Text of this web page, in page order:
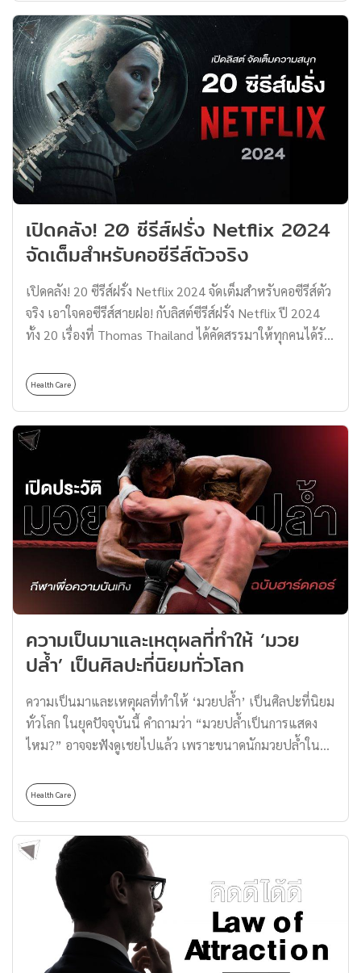
เลือดแดงในอุจจาระเป็นวิธีการตรวจหามะเร็งลำไส้ที่สามารถ
ทำได้ง่ายและปลอดภัย โดยผู้เข้ารับการตรวจสามารถเก็บ
ตัวอย่างอุจจาระมาจากบ้านก่อนล่วงหน้าและนำส่งให้แพทย์
เพื่อตรวจสอบได้ แต่ความแม่นยำในการวินิจฉัยโรคด้วยวิธี
การนี้อาจน้อยกว่าเมื่อเทียบกับวิธีการอื่น และควรตรวจซ้ำทุก
ปีเพื่อความแม่นยำในการวินิจฉัย 3. การเอกซเรย์
คอมพิวเตอร์ (CT Colonography) การตรวจโรคมะเร็งลำไส้
ด้วยการเอกซเรย์คอมพิวเตอร์ (CT […]
พร้อมรับมือป้องกันได้ก่อน โรคจิตเวช คืออะไร โรคจิตเวช
เป็นหนึ่งในโรคที่หลายคนมองข้ามไปหรืออาจจะไม่กล้า
เข้าไปพบแพทย์เพราะมองว่าโรคจิตเวชเป็นอาการของคน
บ้า ซึ่งความจริงแล้ว…โรคจิตเวช คือกลุ่มอาการทางจิตใจหรือ
พฤติกรรมชนิดหนึ่งที่เกิดขึ้นกับสมองโดยไม่รู้ตัวและควบคุม
ไม่ได้ ส่งผลกระทบถึงพฤติกรรมในกิจวัตรประจำวัน ทั้งนี้ทั้ง
นั้น ผู้ป่วยหลายคนไม่รู้ตัวว่าเข้าข่ายป่วยเป็นโรคจิตเวช หรือ
บางรายอาจจะรู้แต่ไม่กล้าเข้าพบแพทย์ ทำให้อาการทวี
ความรุนแรงขึ้นเรื่อย ๆ รวมถึงเกิดอาการแทรกซ้อนที่มีความ
อันตรายต่อชีวิตได้เลยทีเดียว โดยกลุ่มโรคจิตเวชประกอบ
ด้วยหลายโรคหลายอาการแตกต่างกันออกไป สามารถเกิดขึ้น
ได้เป็นปกติ ซึ่งคุณเองหรือคนรอบข้างสามารถสังเกตอาการ
เข้ารับคำแนะนำหรือรักษาได้อย่างเหมาะสม มารู้จักและ
เรียนรู้กันได้เลยว่าโรคทางจิตเวช มีอะไรบ้าง โรคทางจิตเวช
มีอะไรบ้าง 1. โรคซึมเศร้า (Depression) ‘ซึมเศร้า’ เป็น
20% ของประชากรทั้งหมด สามารถสังเกตอาการเศร้า
ภาระของคนรอบข้าง ไม่อยากทำอะไร นอนไม่หลับ ปวดหัว
เบื่ออาหาร หรือบางรายอาจรู้สึกว่าไม่รู้จะอยู่ต่อไปอย่างไร
และเพื่ออะไร หากปล่อยละเลยเอาไว้จะสามารถนำไปสู่ความ
เสี่ยงการทำร้ายหรือจบชีวิตตนเองได้ […]
เปิดคลัง! 20 ซีรีส์ฝรั่ง Netflix 2024
จัดเต็มสำหรับคอซีรีส์ตัวจริง
เปิดคลัง! 20 ซีรีส์ฝรั่ง Netflix 2024 จัดเต็มสำหรับคอซีรีส์ตัว
จริง เอาใจคอซีรีส์สายฝอ! กับลิสต์ซีรีส์ฝรั่ง Netflix ปี 2024
ทั้ง 20 เรื่องที่ Thomas Thailand ได้คัดสรรมาให้ทุกคนได้รับ
ลับ แอคชัน พร้อมรับประกันความสนุกสนานด้วยเนื้อเรื่อง
เข้มข้น และโพรดักชันสุดอลังการ รับรองถูกใจทุกคนอย่าง
แน่นอน จะมีเรื่องอะไรกันบ้าง ไปดูกันเลยครับ! 1. แนะนำซี
รีส์ฝรั่ง Netflix : Raël: The Alien Prophet เริ่มต้นเรื่องแรก
กันที่ Raël: The Alien Prophet ซีรีส์ฝรั่ง Netflix แนวสารคดี
ที่จะพาไปเจาะลึกเกี่ยวกับชีวิตและคำสอนของ โกลด วอรีลง
(Claude Vorilhon) หรือที่รู้จักกันในนาม ราแอล (Raël) ซึ่ง
อ้างตัวว่าเคยเจอกับมนุษย์ต่างดาวมาก่อน จนเป็นที่มาของ
ลัทธิลึกลับในประเทศฝรั่งเศสอย่าง Raëlian Movement ที่มี
ความเชื่อเกี่ยวกับยูเอฟโอและมนุษย์ต่างดาว โดยในซีรีส์
เรื่องนี้ได้มีการรวบรวมบทสัมภาษณ์ของราแอลและผู้ติดตาม
[…]
Health Care
ความเป็นมาและเหตุผลที่ทำให้ ‘มวย
ปล้ำ’ เป็นศิลปะที่นิยมทั่วโลก
ความเป็นมาและเหตุผลที่ทำให้ ‘มวยปล้ำ’ เป็นศิลปะที่นิยม
ทั่วโลก ในยุคปัจจุบันนี้ คำถามว่า “มวยปล้ำเป็นการแสดง
ไหม?” อาจจะฟังดูเชยไปแล้ว เพราะขนาดนักมวยปล้ำใน
มันเป็นการแสดงที่ต้องเล่นจริงและเจ็บจริง! เหล่านักมวย
ปล้ำจึงต้องฝึกฝนร่างกาย พร้อมแลกหยาดเหงื่อและหยด
เลือดเพื่อความบันเทิงของผู้ชม รวมถึงคิดหาคาแรกเตอร์
เพลงเปิดตัว และท่าไม้ตายสุดคลาสสิก องค์ประกอบทั้งหมด
นี้อาจบ่งชี้ว่า มวยปล้ำเป็นโชว์ชนิดหนึ่งได้ แต่ว่า…มันกลับมี
การแข่งขัน พร้อมกฎกติกาอย่างชัดเจนร่วมด้วย การนำเสนอ
ในรูปแบบนี้จึงทำให้มวยปล้ำถูกจัดระเบียบให้กลายเป็น
‘กีฬาเพื่อความบันเทิง’ สำหรับผู้ชมสายฮาร์ดคอร์ที่ชอบ
ความรุนแรงแบบถึงแก่น แต่สิ่งที่จะเป็นกีฬาก็เรียกได้ไม่เต็ม
Health Care